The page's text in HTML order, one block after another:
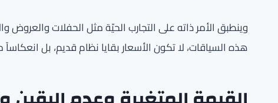
وينطبق الأمر ذاته على التجارب الحيّة مثل الحفلات والعروض
هذه السياقات، لا تكون الأسعار بقايا نظام قديم، بل انعكاساً